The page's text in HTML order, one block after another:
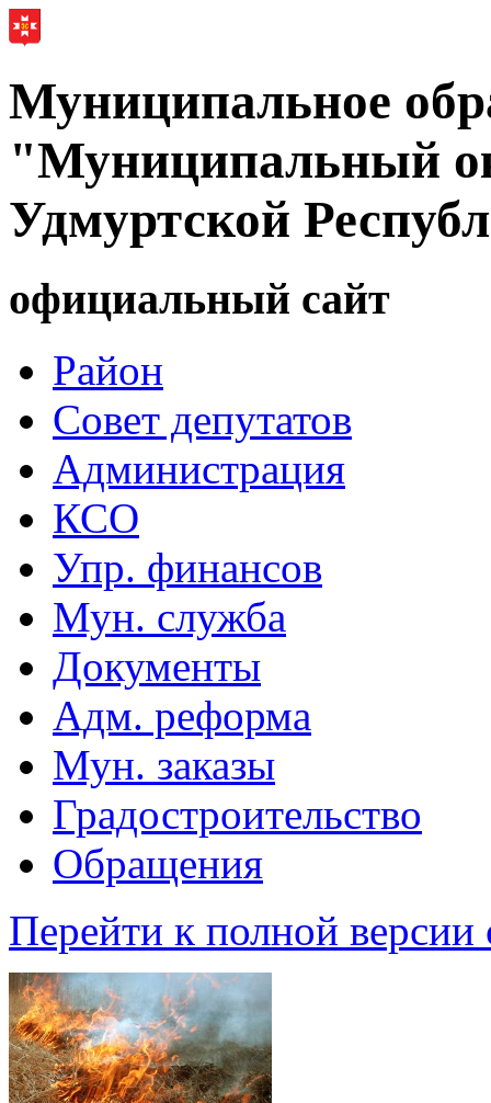
Муниципальное
"Муниципальный
Удмуртской
официальный сайт
Район
Совет депутатов
Администрация
КСО
Упр. финансов
Мун. служба
Документы
Адм. реформа
Мун. заказы
Градостроительство
Обращения
Перейти к полной версии